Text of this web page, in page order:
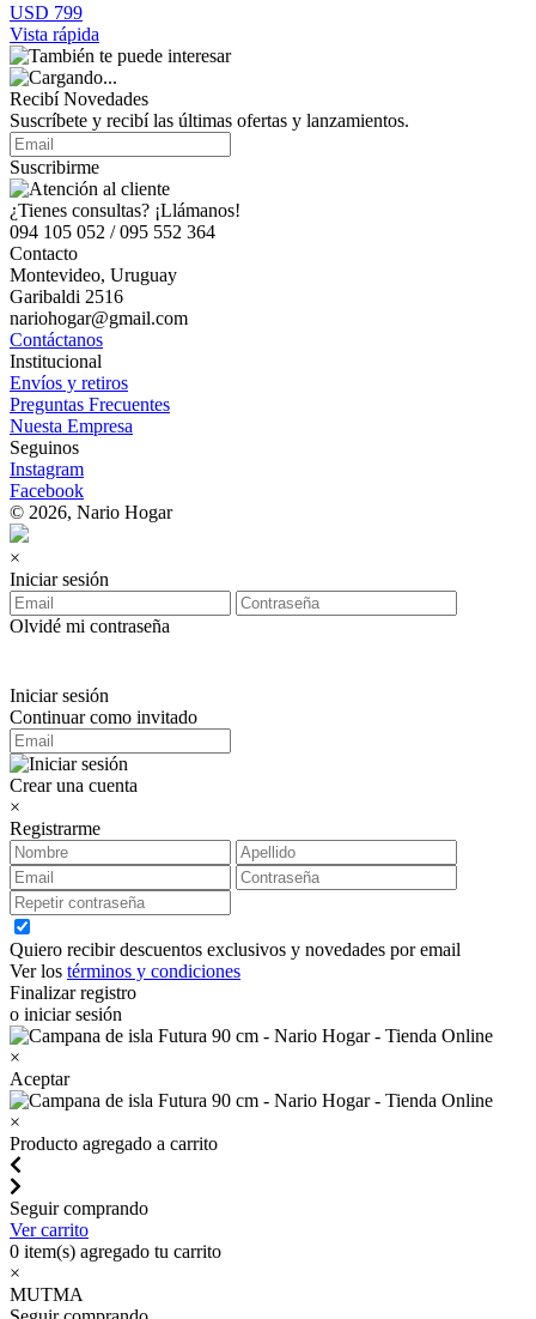
USD 799
Vista rápida
Recibí Novedades
Suscríbete y recibí las últimas ofertas y lanzamientos.
Suscribirme
¿Tienes consultas? ¡Llámanos!
094 105 052 / 095 552 364
Contacto
Montevideo, Uruguay
Garibaldi 2516
nariohogar@gmail.com
Contáctanos
Institucional
Envíos y retiros
Preguntas Frecuentes
Nuesta Empresa
Seguinos
Instagram
Facebook
© 2026, Nario Hogar
×
Iniciar sesión
Olvidé mi contraseña
Iniciar sesión
Continuar como invitado
Crear una cuenta
×
Registrarme
Quiero recibir descuentos exclusivos y novedades por email
Ver los términos y condiciones
Finalizar registro
o iniciar sesión
×
Aceptar
×
Producto agregado a carrito
Seguir comprando
Ver carrito
0 item(s) agregado tu carrito
×
MUTMA